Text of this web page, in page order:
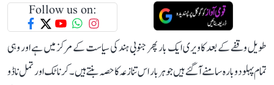
Follow us on:
طویل وقفے کے بعد کاویری ایک بار پھر جنوبی ہند کی سیاست کے مرکز میں ہے اور وہی
تمام پہلو دوبارہ سامنے آ گئے ہیں جو ہر بار اس تنازعہ کا حصہ بنتے ہیں۔ کرناٹک اور تمل ناڈو